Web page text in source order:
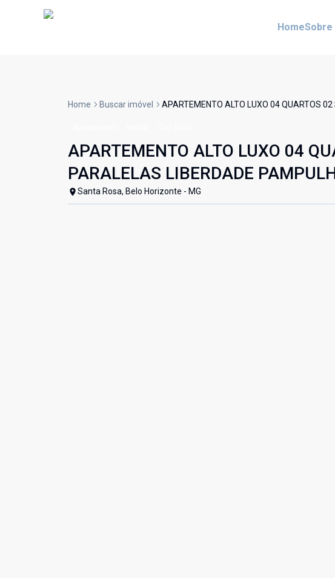
HomeSobre
Home Buscar imóvel APARTEMENTO ALTO LUXO 04 QUARTOS
APARTEMENTO ALTO LUXO 04
PARALELAS LIBERDADE
Santa Rosa, Belo Horizonte - MG